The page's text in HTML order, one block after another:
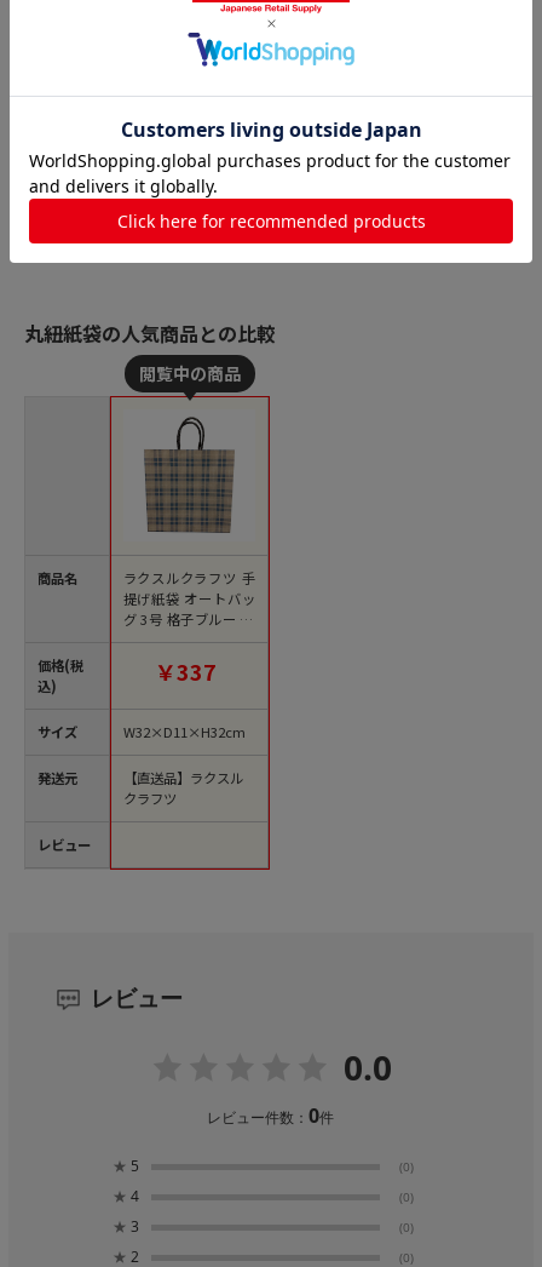
丸紐紙袋の人気商品との比較
商品名
価格(税
込)
サイズ
発送元
レビュー
ラクスルクラフツ 手
提げ紙袋 オートバッ
グ 3号 格子ブルー 90
005201 10枚/袋（ご
送品】￥337
W32×D11×H32cm
【直送品】ラクスル
クラフツ
レビュー
0.0
レビュー件数：0件
★ 5 (0)
★ 4 (0)
★ 3 (0)
★ 2 (0)